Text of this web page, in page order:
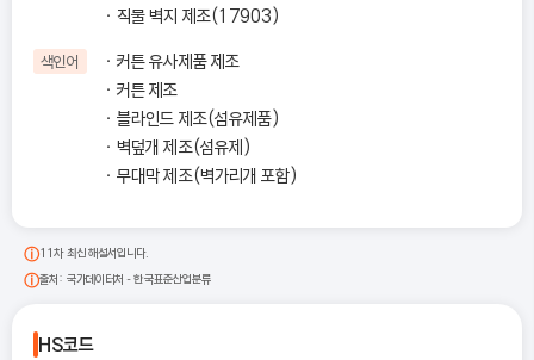
직물 벽지 제조(17903)
색인어
커튼 유사제품 제조
커튼 제조
블라인드 제조(섬유제품)
벽덮개 제조(섬유제)
무대막 제조(벽가리개 포함)
11차 최신 해설서입니다.
출처: 국가데이터처 - 한국표준산업분류
HS코드